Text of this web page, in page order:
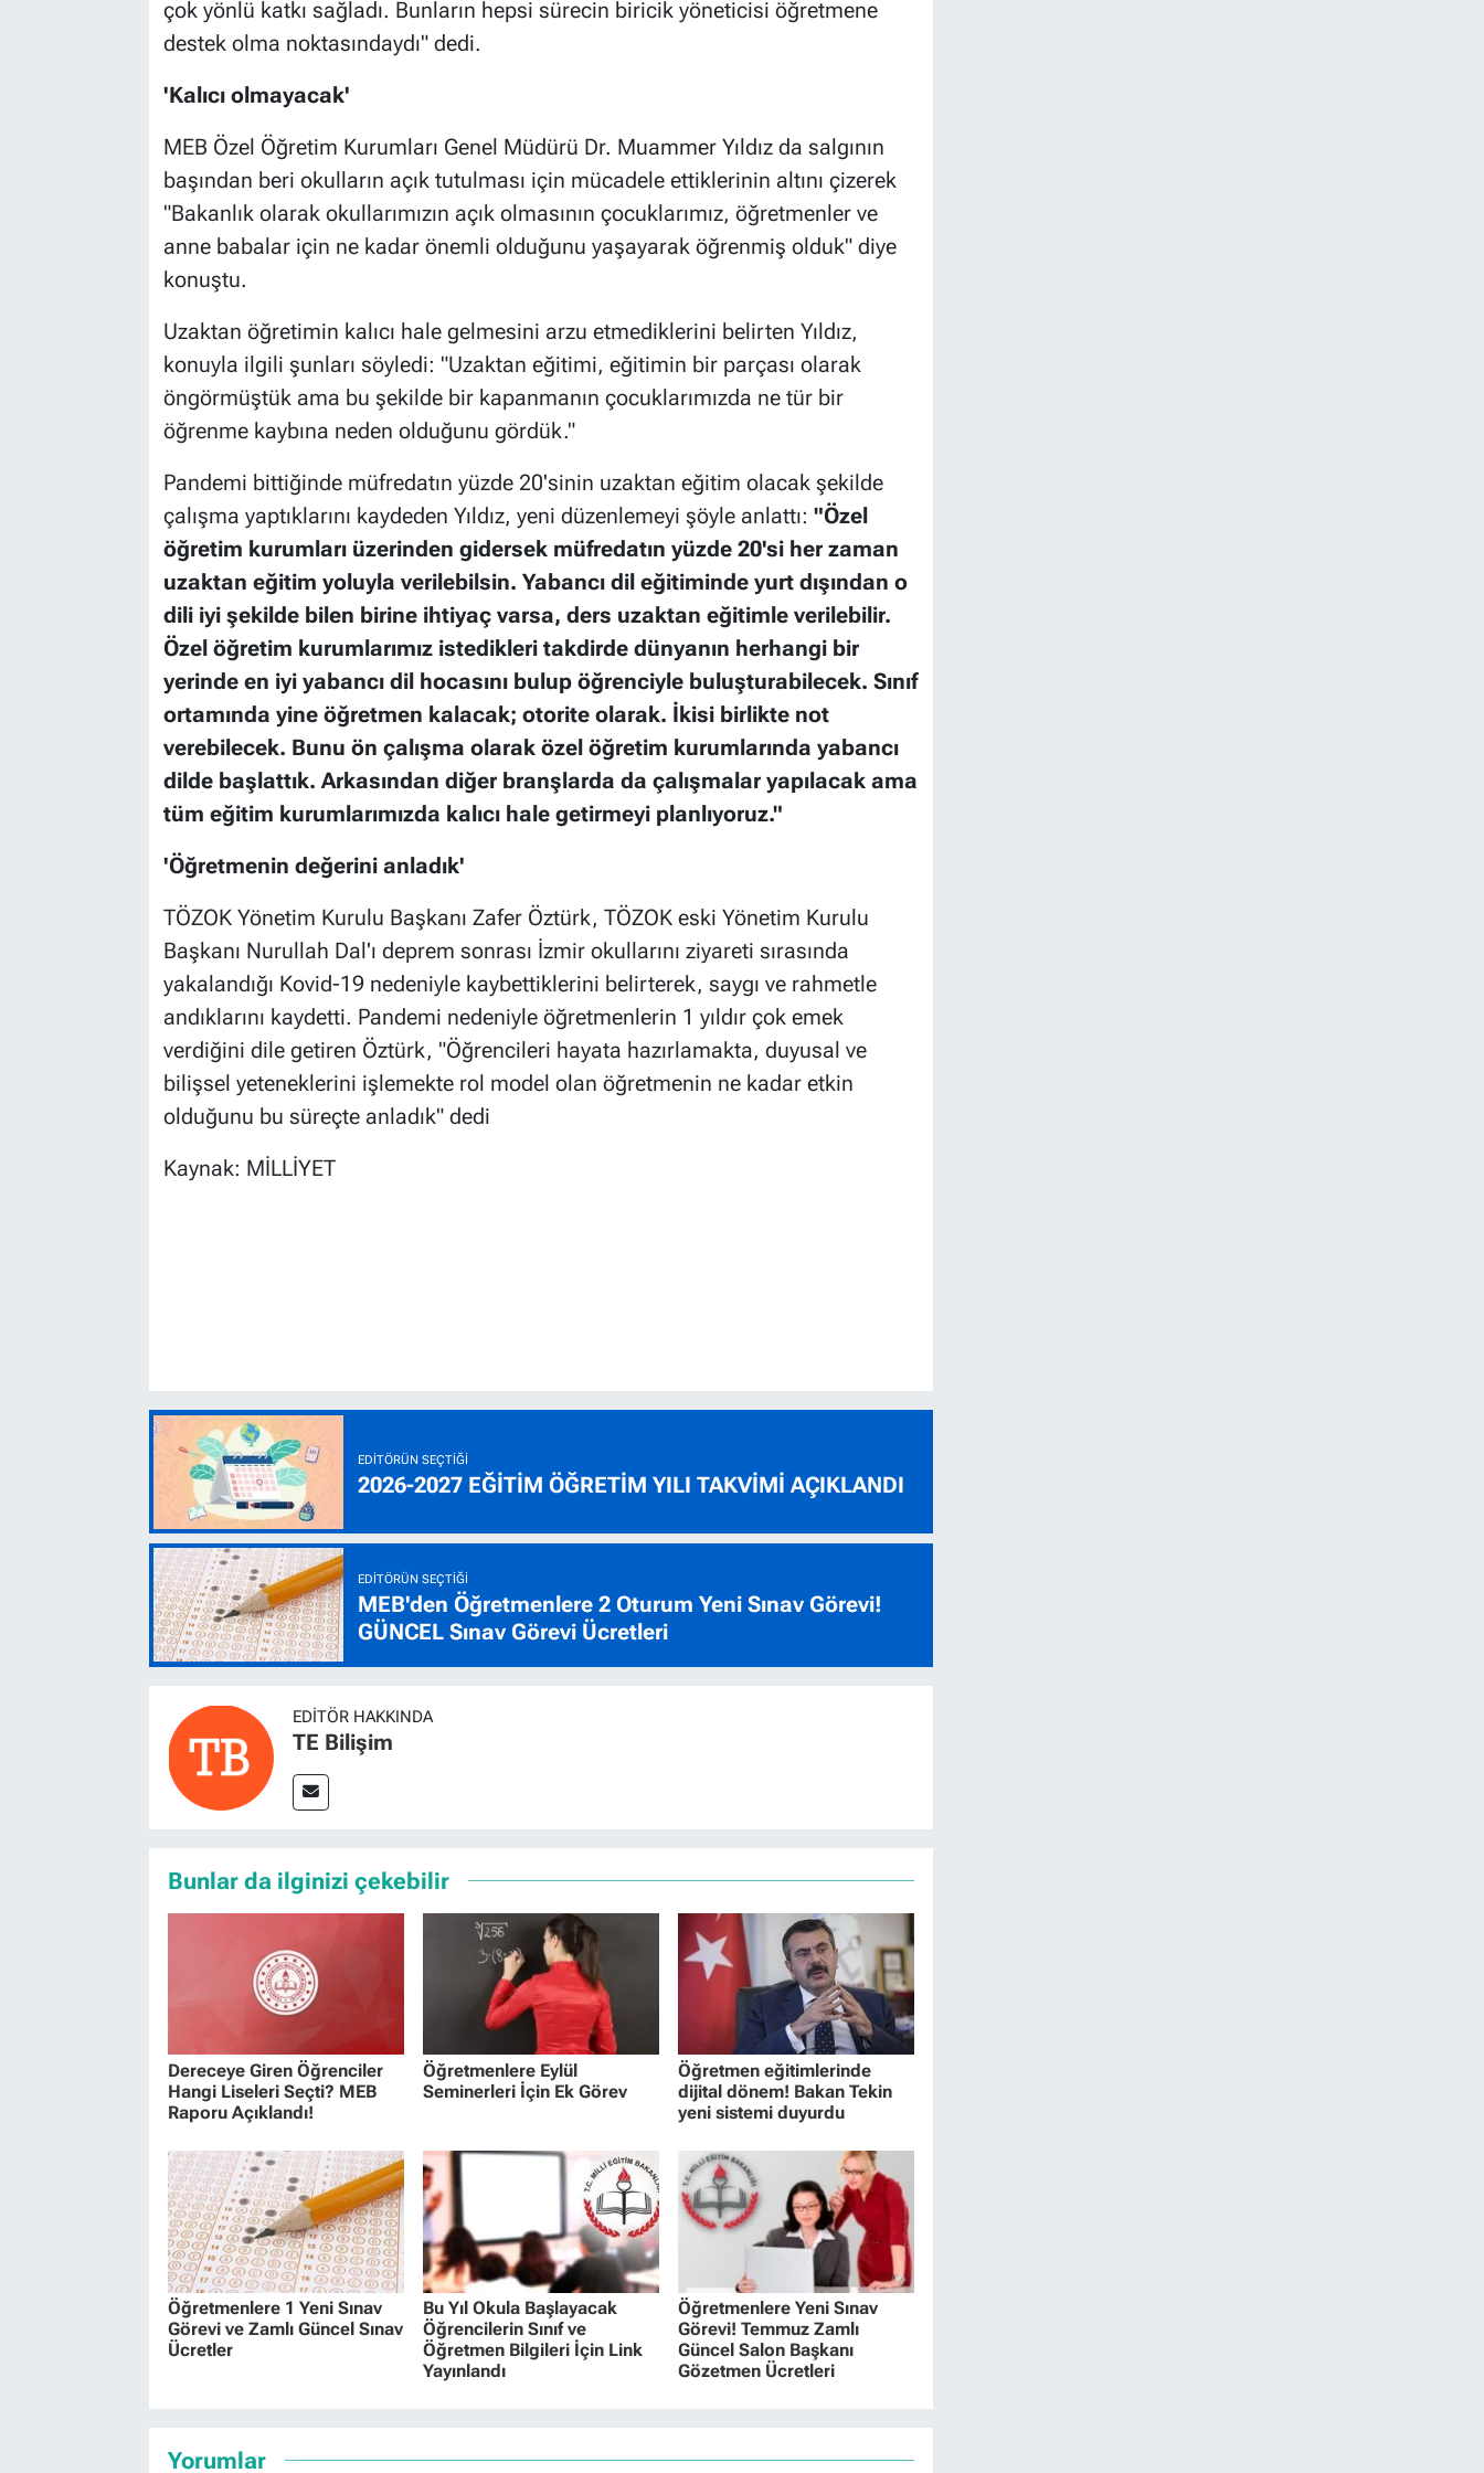
çok yönlü katkı sağladı. Bunların hepsi sürecin biricik yöneticisi öğretmene
destek olma noktasındaydı" dedi.
'Kalıcı olmayacak'
MEB Özel Öğretim Kurumları Genel Müdürü Dr. Muammer Yıldız da salgının
başından beri okulların açık tutulması için mücadele ettiklerinin altını çizerek
"Bakanlık olarak okullarımızın açık olmasının çocuklarımız, öğretmenler ve
anne babalar için ne kadar önemli olduğunu yaşayarak öğrenmiş olduk" diye
konuştu.
Uzaktan öğretimin kalıcı hale gelmesini arzu etmediklerini belirten Yıldız,
konuyla ilgili şunları söyledi: "Uzaktan eğitimi, eğitimin bir parçası olarak
öngörmüştük ama bu şekilde bir kapanmanın çocuklarımızda ne tür bir
öğrenme kaybına neden olduğunu gördük."
Pandemi bittiğinde müfredatın yüzde 20'sinin uzaktan eğitim olacak şekilde
çalışma yaptıklarını kaydeden Yıldız, yeni düzenlemeyi şöyle anlattı: "Özel
öğretim kurumları üzerinden gidersek müfredatın yüzde 20'si her zaman
uzaktan eğitim yoluyla verilebilsin. Yabancı dil eğitiminde yurt dışından o
dili iyi şekilde bilen birine ihtiyaç varsa, ders uzaktan eğitimle verilebilir.
Özel öğretim kurumlarımız istedikleri takdirde dünyanın herhangi bir
yerinde en iyi yabancı dil hocasını bulup öğrenciyle buluşturabilecek. Sınıf
ortamında yine öğretmen kalacak; otorite olarak. İkisi birlikte not
verebilecek. Bunu ön çalışma olarak özel öğretim kurumlarında yabancı
dilde başlattık. Arkasından diğer branşlarda da çalışmalar yapılacak ama
tüm eğitim kurumlarımızda kalıcı hale getirmeyi planlıyoruz."
'Öğretmenin değerini anladık'
TÖZOK Yönetim Kurulu Başkanı Zafer Öztürk, TÖZOK eski Yönetim Kurulu
Başkanı Nurullah Dal'ı deprem sonrası İzmir okullarını ziyareti sırasında
yakalandığı Kovid-19 nedeniyle kaybettiklerini belirterek, saygı ve rahmetle
andıklarını kaydetti. Pandemi nedeniyle öğretmenlerin 1 yıldır çok emek
verdiğini dile getiren Öztürk, "Öğrencileri hayata hazırlamakta, duyusal ve
bilişsel yeteneklerini işlemekte rol model olan öğretmenin ne kadar etkin
olduğunu bu süreçte anladık" dedi
Kaynak: MİLLİYET
EDITÖRÜN SEÇTIĞI
2026-2027 EĞİTİM ÖĞRETİM YILI TAKVİMİ AÇIKLANDI
EDITÖRÜN SEÇTIĞI
MEB'den Öğretmenlere 2 Oturum Yeni Sınav Görevi!
GÜNCEL Sınav Görevi Ücretleri
EDITÖR HAKKINDA
TE Bilişim
Bunlar da ilginizi çekebilir
Dereceye Giren Öğrenciler
Hangi Liseleri Seçti? MEB
Raporu Açıklandı!
Öğretmenlere Eylül
Seminerleri İçin Ek Görev
Öğretmen eğitimlerinde
dijital dönem! Bakan Tekin
yeni sistemi duyurdu
Öğretmenlere 1 Yeni Sınav
Görevi ve Zamlı Güncel Sınav
Ücretler
Bu Yıl Okula Başlayacak
Öğrencilerin Sınıf ve
Öğretmen Bilgileri İçin Link
Yayınlandı
Öğretmenlere Yeni Sınav
Görevi! Temmuz Zamlı
Güncel Salon Başkanı
Gözetmen Ücretleri
Yorumlar